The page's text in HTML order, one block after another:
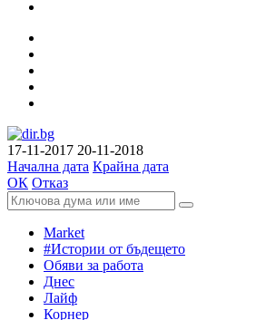
17-11-2017 20-11-2018
Начална дата Крайна дата
ОК Отказ
Market
#Истории от бъдещето
Обяви за работа
Днес
Лайф
Корнер